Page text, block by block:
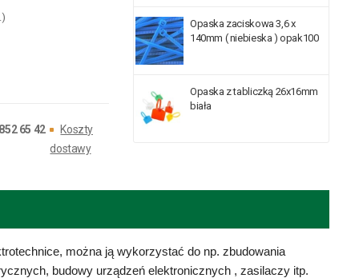
65 42
Koszty
dostawy
Opaska zaciskowa 3,6 x
140mm ( niebieska ) opak100
Opaska z tabliczką 26x16mm
biała
można ją wykorzystać do np. zbudowania
budowy urządzeń elektronicznych , zasilaczy itp.